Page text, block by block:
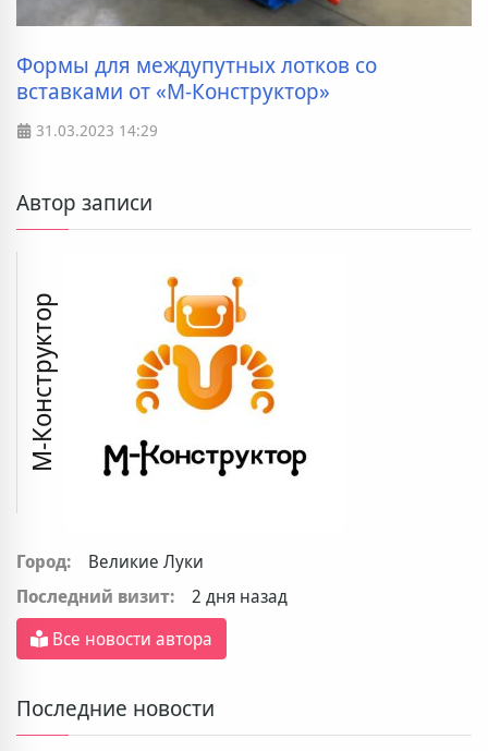
Формы для междупутных лотков со
вставками от «М-Конструктор»
31.03.2023 14:29
Автор записи
М-Конструктор
Город:
Великие Луки
Последний визит:
2 дня назад
Все новости автора
Последние новости